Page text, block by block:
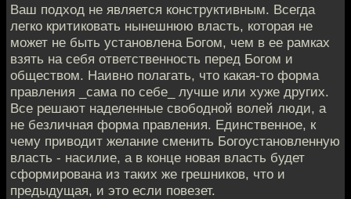
Ваш подход не является конструктивным. Всегда
легко критиковать нынешнюю власть, которая не
может не быть установлена Богом, чем в ее рамках
взять на себя ответственность перед Богом и
обществом. Наивно полагать, что какая-то форма
правления _сама по себе_ лучше или хуже других.
Все решают наделенные свободной волей люди, а
не безличная форма правления. Единственное, к
чему приводит желание сменить Богоустановленную
власть - насилие, а в конце новая власть будет
сформирована из таких же грешников, что и
предыдущая, и это если повезет.